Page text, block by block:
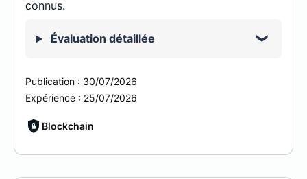
connus.
Évaluation détaillée
Publication : 30/07/2026
Expérience : 25/07/2026
Blockchain